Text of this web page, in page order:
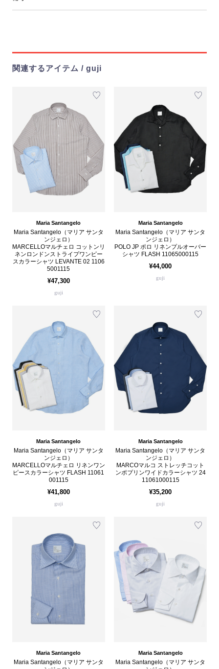
関連するアイテム / guji
Maria Santangelo
Maria Santangelo（マリア サンタ
ンジェロ）
MARCELLOマルチェロ コットンリ
ネンロンドンストライプワンピー
スカラーシャツ LEVANTE 02 1106
5001115
¥47,300
guji
Maria Santangelo
Maria Santangelo（マリア サンタ
ンジェロ）
POLO JP ポロ リネンプルオーバー
シャツ FLASH 11065000115
¥44,000
guji
Maria Santangelo
Maria Santangelo（マリア サンタ
ンジェロ）
MARCELLOマルチェロ リネンワン
ピースカラーシャツ FLASH 11061
001115
¥41,800
guji
Maria Santangelo
Maria Santangelo（マリア サンタ
ンジェロ）
MARCOマルコ ストレッチコット
ンポプリンワイドカラーシャツ 24
11061000115
¥35,200
guji
Maria Santangelo
Maria Santangelo（マリア サンタ
Maria Santangelo
Maria Santangelo（マリア サンタ